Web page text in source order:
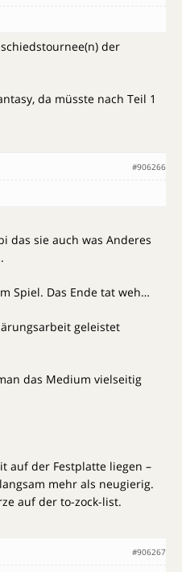
der
da müsste nach Teil 1
#906266
das sie auch was Anderes
Spiel. Das Ende tat weh…
geleistet
das Medium vielseitig
auf der Festplatte liegen –
mehr als neugierig.
auf der to-zock-list.
#906267